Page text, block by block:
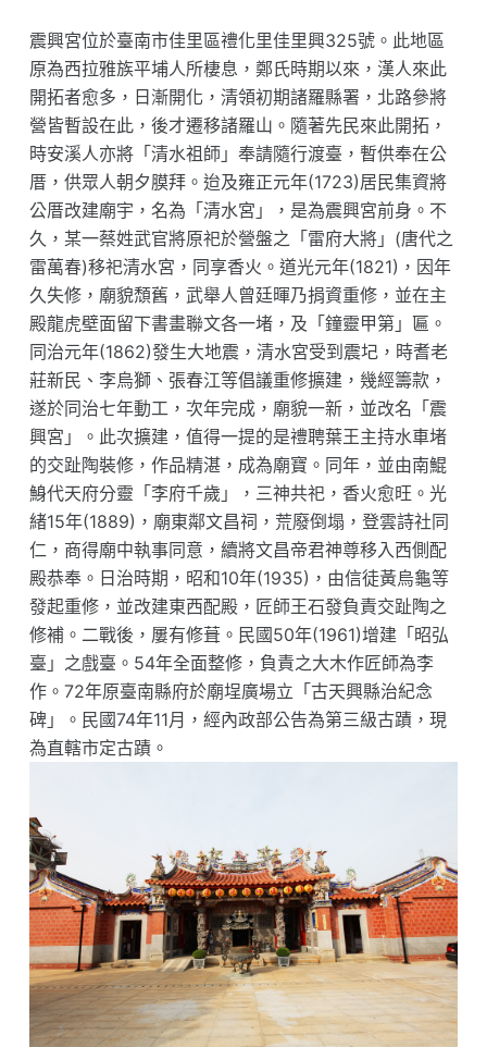
震興宮位於臺南市佳里區禮化里佳里興325號。此地區
原為西拉雅族平埔人所棲息，鄭氏時期以來，漢人來此
開拓者愈多，日漸開化，清領初期諸羅縣署，北路參將
營皆暫設在此，後才遷移諸羅山。隨著先民來此開拓，
時安溪人亦將「清水祖師」奉請隨行渡臺，暫供奉在公
厝，供眾人朝夕膜拜。迨及雍正元年(1723)居民集資將
公厝改建廟宇，名為「清水宮」，是為震興宮前身。不
久，某一蔡姓武官將原祀於營盤之「雷府大將」(唐代之
雷萬春)移祀清水宮，同享香火。道光元年(1821)，因年
久失修，廟貌頹舊，武舉人曾廷暉乃捐資重修，並在主
殿龍虎壁面留下書畫聯文各一堵，及「鐘靈甲第」匾。
同治元年(1862)發生大地震，清水宮受到震圮，時耆老
莊新民、李烏獅、張春江等倡議重修擴建，幾經籌款，
遂於同治七年動工，次年完成，廟貌一新，並改名「震
興宮」。此次擴建，值得一提的是禮聘葉王主持水車堵
的交趾陶裝修，作品精湛，成為廟寶。同年，並由南鯤
鯓代天府分靈「李府千歲」，三神共祀，香火愈旺。光
緒15年(1889)，廟東鄰文昌祠，荒廢倒塌，登雲詩社同
仁，商得廟中執事同意，續將文昌帝君神尊移入西側配
殿恭奉。日治時期，昭和10年(1935)，由信徒黃烏龜等
發起重修，並改建東西配殿，匠師王石發負責交趾陶之
修補。二戰後，屢有修葺。民國50年(1961)增建「昭弘
臺」之戲臺。54年全面整修，負責之大木作匠師為李
作。72年原臺南縣府於廟埕廣場立「古天興縣治紀念
碑」。民國74年11月，經內政部公告為第三級古蹟，現
為直轄市定古蹟。